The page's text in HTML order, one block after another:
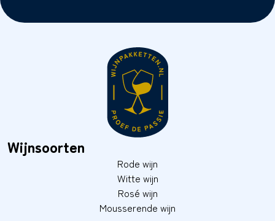
Wijnsoorten
Rode wijn
Witte wijn
Rosé wijn
Mousserende wijn